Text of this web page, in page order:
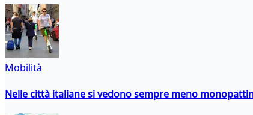
Mobilità
Nelle città italiane si vedono sempre meno